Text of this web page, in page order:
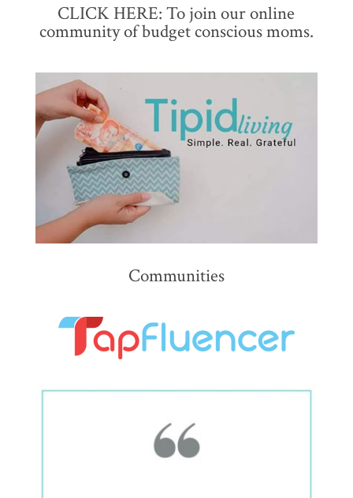
CLICK HERE: To join our online
community of budget conscious moms.
Communities